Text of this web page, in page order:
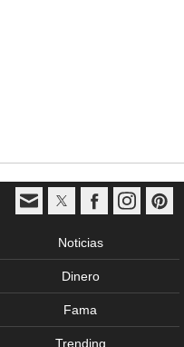
Noticias
Dinero
Fama
Trending